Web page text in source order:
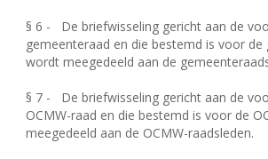
§ 6 -
De briefwisseling gericht aan de
gemeenteraad en die bestemd is voor de
wordt meegedeeld aan de
§ 7 -
De briefwisseling gericht aan de
OCMW-raad en die bestemd is voor de
meegedeeld aan de OCMW-raadsleden.